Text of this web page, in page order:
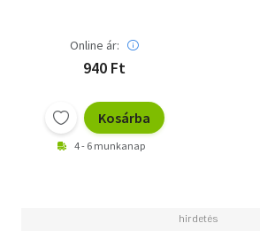
Online ár:
940 Ft
Kosárba
4 - 6 munkanap